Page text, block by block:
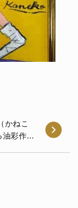
かねこ
油彩作品